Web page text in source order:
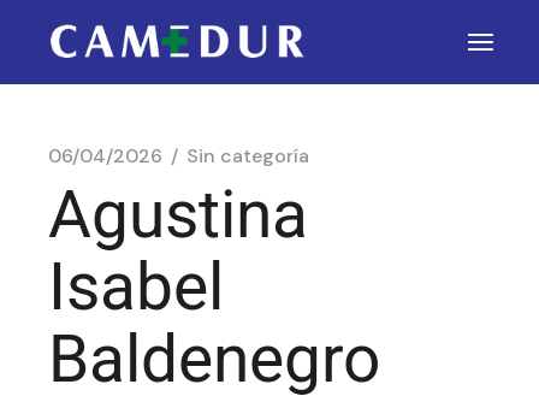
06/04/2026 Sin categoría
Agustina
Isabel
Baldenegro